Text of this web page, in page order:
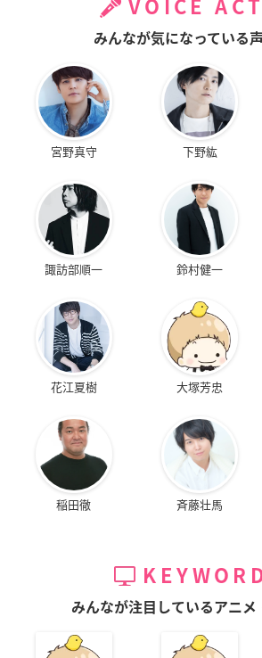
VOICE
みんなが気になっている
宮野真守 下野紘
諏訪部順一 鈴村健一
花江夏樹 大塚芳忠
稲田徹 斉藤壮馬
みんなが注目しているアニメ